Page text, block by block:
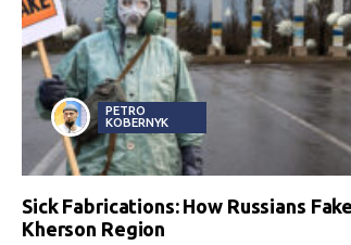
PETRO
KOBERNYK
Sick Fabrications: How Russians
Kherson Region